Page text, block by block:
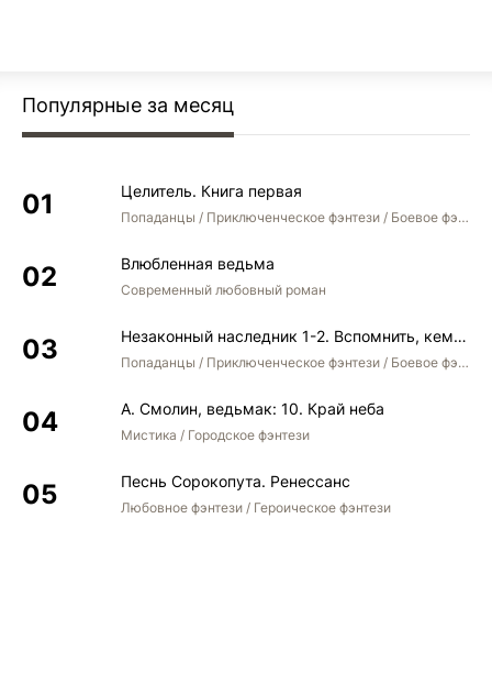
Популярные за месяц
Целитель. Книга первая
Попаданцы / Приключенческое фэнтези / Боевое фэнтези
Влюбленная ведьма
Современный любовный роман
Незаконный наследник 1-2. Вспомнить, кем был. Стать собой. Остаться собой
Попаданцы / Приключенческое фэнтези / Боевое фэнтези / Юмористическое фэнтези
А. Смолин, ведьмак: 10. Край неба
Мистика / Городское фэнтези
Песнь Сорокопута. Ренессанс
Любовное фэнтези / Героическое фэнтези